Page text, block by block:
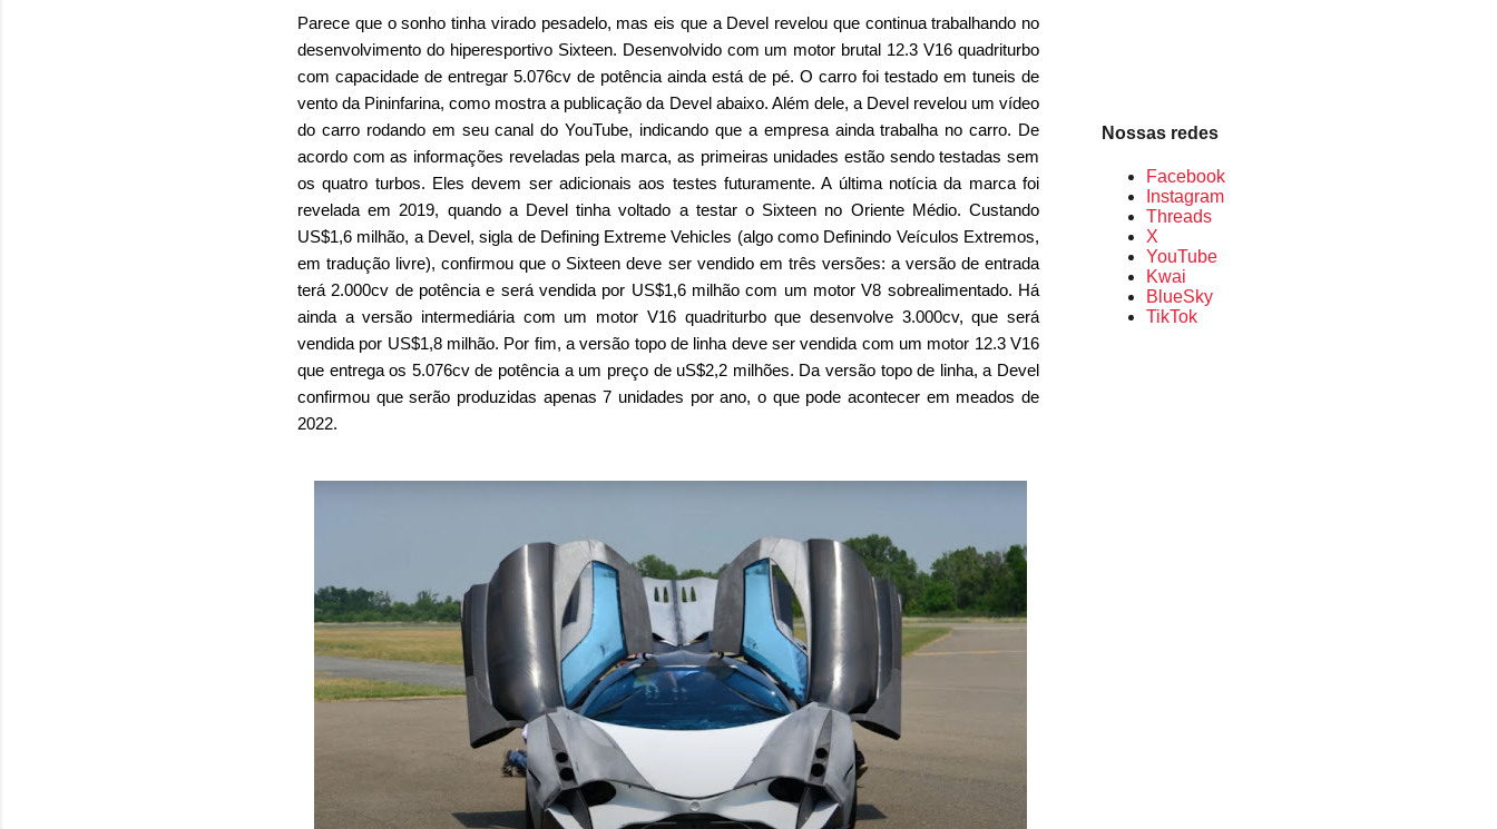
Nossas redes
Facebook
Instagram
Threads
X
YouTube
Kwai
BlueSky
TikTok
Parece que o sonho tinha virado pesadelo, mas eis que a Devel revelou que continua trabalhando no
desenvolvimento do hiperesportivo Sixteen. Desenvolvido com um motor brutal 12.3 V16 quadriturbo
com capacidade de entregar 5.076cv de potência ainda está de pé. O carro foi testado em tuneis de
vento da Pininfarina, como mostra a publicação da Devel abaixo. Além dele, a Devel revelou um vídeo
do carro rodando em seu canal do YouTube, indicando que a empresa ainda trabalha no carro. De
acordo com as informações reveladas pela marca, as primeiras unidades estão sendo testadas sem
os quatro turbos. Eles devem ser adicionais aos testes futuramente. A última notícia da marca foi
revelada em 2019, quando a Devel tinha voltado a testar o Sixteen no Oriente Médio. Custando
US$1,6 milhão, a Devel, sigla de Defining Extreme Vehicles (algo como Definindo Veículos Extremos,
em tradução livre), confirmou que o Sixteen deve ser vendido em três versões: a versão de entrada
terá 2.000cv de potência e será vendida por US$1,6 milhão com um motor V8 sobrealimentado. Há
ainda a versão intermediária com um motor V16 quadriturbo que desenvolve 3.000cv, que será
vendida por US$1,8 milhão. Por fim, a versão topo de linha deve ser vendida com um motor 12.3 V16
que entrega os 5.076cv de potência a um preço de uS$2,2 milhões. Da versão topo de linha, a Devel
confirmou que serão produzidas apenas 7 unidades por ano, o que pode acontecer em meados de
2022.